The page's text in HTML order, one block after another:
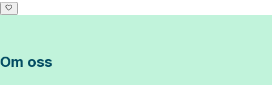
Om oss